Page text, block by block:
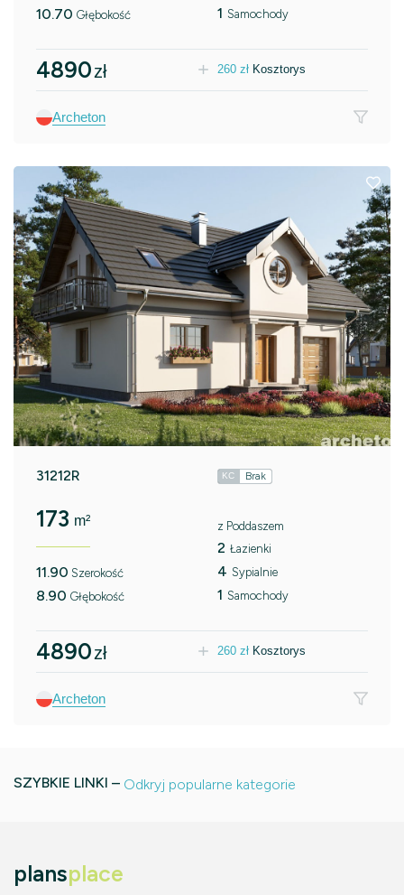
10.70 Głębokość 1 Samochody
4890zł 260 zł Kosztorys
Archeton
31212R KC Brak
173 m²
11.90 Szerokość
8.90 Głębokość
z Poddaszem
2 Łazienki
4 Sypialnie
1 Samochody
4890zł 260 zł Kosztorys
Archeton
SZYBKIE LINKI – Odkryj popularne kategorie
plansplace